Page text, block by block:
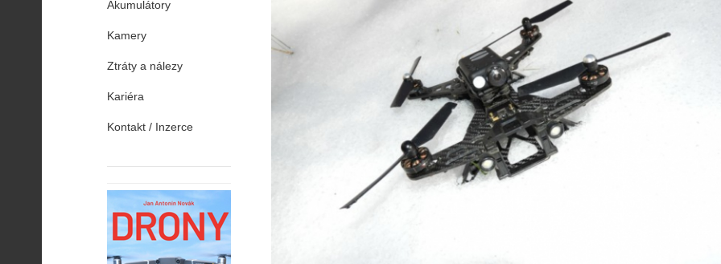
Akumulátory
Kamery
Ztráty a nálezy
Kariéra
Kontakt / Inzerce